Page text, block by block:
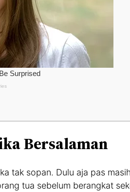
Bersalaman
tak sopan. Dulu aja pas
tua sebelum berangkat